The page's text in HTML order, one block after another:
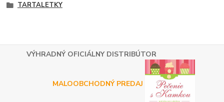
TARTALETKY
VÝHRADNÝ OFICIÁLNY DISTRIBÚTOR
MALOOBCHODNÝ PREDAJ